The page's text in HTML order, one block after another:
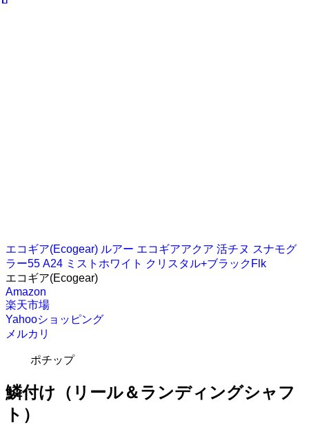
エコギア(Ecogear) ルアー エコギアアクア 活チヌ スナモグ
ラー55 A24 ミストホワイト クリスタル+ブラックFlk
エコギア(Ecogear)
Amazon
楽天市場
Yahooショッピング
メルカリ
ポチップ
鱗付け（リール＆ランディングシャフ
ト）